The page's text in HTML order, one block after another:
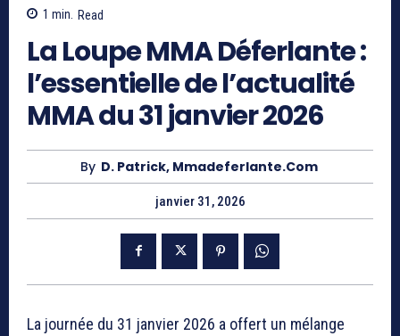
1 min. Read
La Loupe MMA Déferlante :
l’essentielle de l’actualité
MMA du 31 janvier 2026
By D. Patrick, Mmadeferlante.com
janvier 31, 2026
La journée du 31 janvier 2026 a offert un mélange